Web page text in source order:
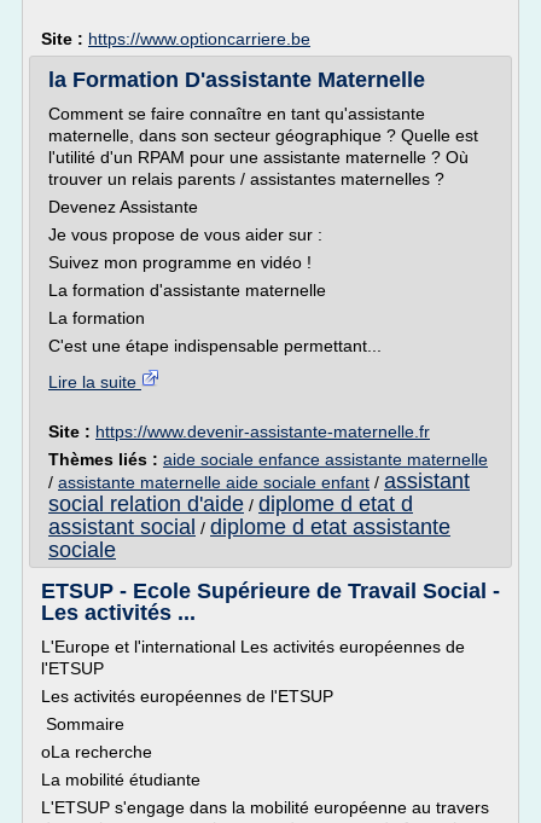
Site : https://www.optioncarriere.be
la Formation D'assistante Maternelle
Comment se faire connaître en tant qu'assistante
maternelle, dans son secteur géographique ? Quelle est
l'utilité d'un RPAM pour une assistante maternelle ? Où
trouver un relais parents / assistantes maternelles ?
Devenez Assistante
Je vous propose de vous aider sur :
Suivez mon programme en vidéo !
La formation d'assistante maternelle
La formation
C'est une étape indispensable permettant...
Lire la suite
Site : https://www.devenir-assistante-maternelle.fr
Thèmes liés : aide sociale enfance assistante maternelle
/ assistante maternelle aide sociale enfant / assistant
social relation d'aide / diplome d etat d
assistant social / diplome d etat assistante
sociale
ETSUP - Ecole Supérieure de Travail Social -
Les activités ...
L'Europe et l'international Les activités européennes de
l'ETSUP
Les activités européennes de l'ETSUP
Sommaire
oLa recherche
La mobilité étudiante
L'ETSUP s'engage dans la mobilité européenne au travers